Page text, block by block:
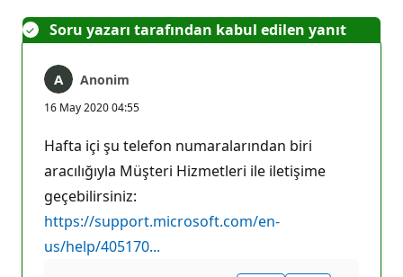
Soru yazarı tarafından kabul edilen yanıt
Anonim
16 May 2020 04:55
Hafta içi şu telefon numaralarından biri
aracılığıyla Müşteri Hizmetleri ile iletişime
geçebilirsiniz:
https://support.microsoft.com/en-
us/help/405170...